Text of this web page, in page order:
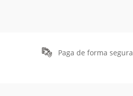
Paga de forma segura